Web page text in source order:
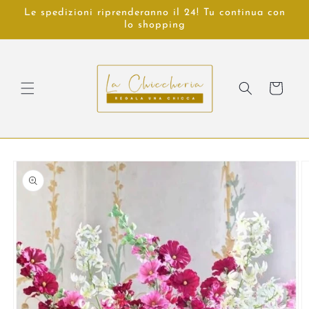
direttamente
Le spedizioni riprenderanno il 24! Tu continua con
lo shopping
Carrello
Passa alle
informazioni
sul prodotto